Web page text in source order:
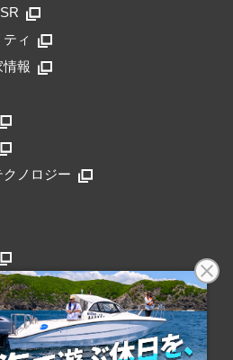
ィ
情報
ノロジー
リンク
ディア公式アカウント